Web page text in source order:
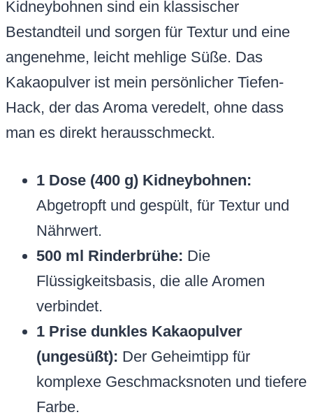
Kidneybohnen sind ein klassischer
Bestandteil und sorgen für Textur und eine
angenehme, leicht mehlige Süße. Das
Kakaopulver ist mein persönlicher Tiefen-
Hack, der das Aroma veredelt, ohne dass
man es direkt herausschmeckt.
1 Dose (400 g) Kidneybohnen:
Abgetropft und gespült, für Textur und
Nährwert.
500 ml Rinderbrühe: Die
Flüssigkeitsbasis, die alle Aromen
verbindet.
1 Prise dunkles Kakaopulver
(ungesüßt): Der Geheimtipp für
komplexe Geschmacksnoten und tiefere
Farbe.